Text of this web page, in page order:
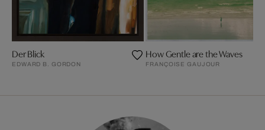
Der Blick
EDWARD B. GORDON
How Gentle are the Waves
FRANÇOISE GAUJOUR